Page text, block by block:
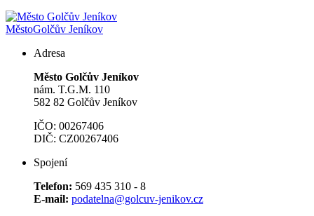
MěstoGolčův Jeníkov
Adresa
Město Golčův Jeníkov
nám. T.G.M. 110
582 82 Golčův Jeníkov
IČO: 00267406
DIČ: CZ00267406
Spojení
Telefon: 569 435 310 - 8
E-mail: podatelna@golcuv-jenikov.cz